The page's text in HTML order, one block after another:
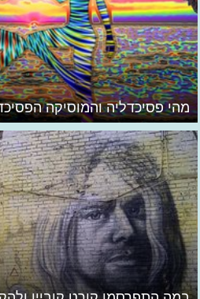
מהי פסיכדליה והמוסיקה